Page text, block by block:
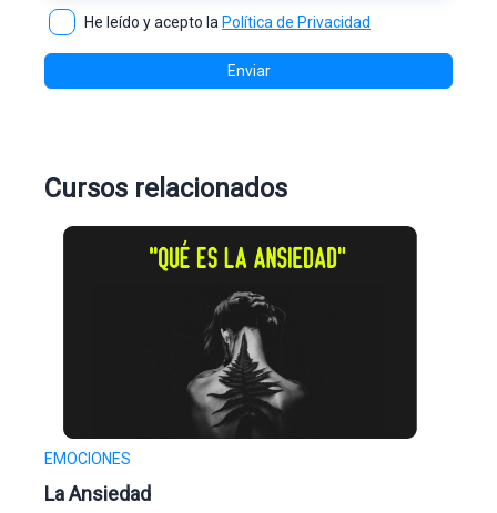
He leído y acepto la Política de Privacidad
Enviar
Cursos relacionados
EMOCIONES
La Ansiedad